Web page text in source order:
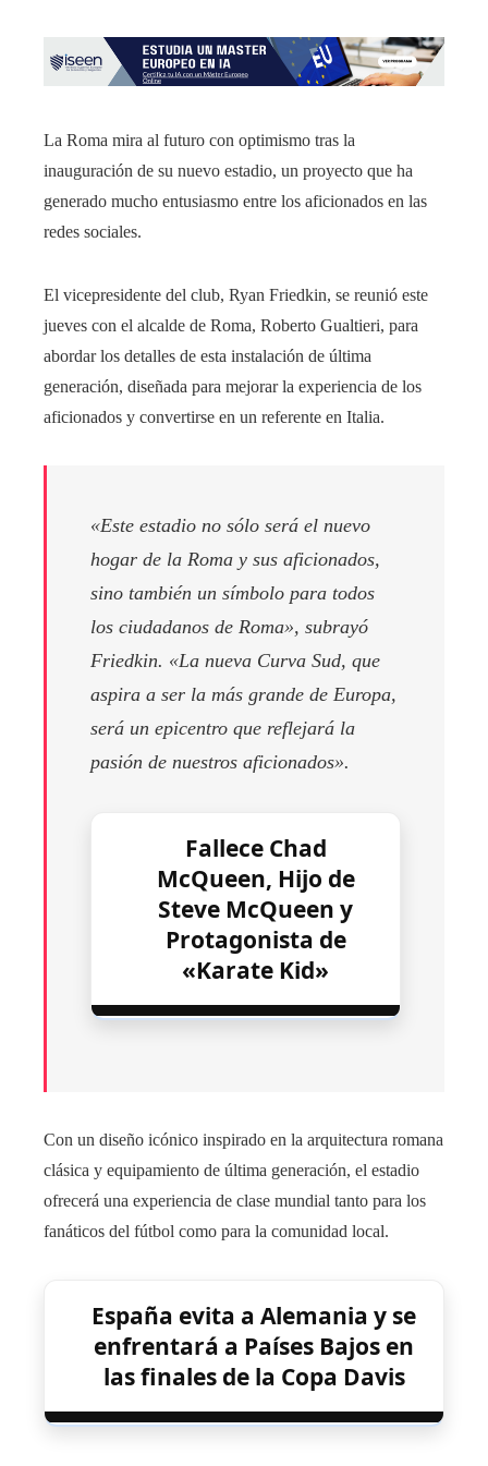
La Roma mira al futuro con optimismo tras la
inauguración de su nuevo estadio, un proyecto que ha
generado mucho entusiasmo entre los aficionados en las
redes sociales.
El vicepresidente del club, Ryan Friedkin, se reunió este
jueves con el alcalde de Roma, Roberto Gualtieri, para
abordar los detalles de esta instalación de última
generación, diseñada para mejorar la experiencia de los
aficionados y convertirse en un referente en Italia.
«Este estadio no sólo será el nuevo
hogar de la Roma y sus aficionados,
sino también un símbolo para todos
los ciudadanos de Roma», subrayó
Friedkin. «La nueva Curva Sud, que
aspira a ser la más grande de Europa,
será un epicentro que reflejará la
pasión de nuestros aficionados».
Fallece Chad
McQueen, Hijo de
Steve McQueen y
Protagonista de
«Karate Kid»
Con un diseño icónico inspirado en la arquitectura romana
clásica y equipamiento de última generación, el estadio
ofrecerá una experiencia de clase mundial tanto para los
fanáticos del fútbol como para la comunidad local.
España evita a Alemania y se
enfrentará a Países Bajos en
las finales de la Copa Davis